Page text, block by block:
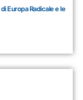
Europa Radicale e le